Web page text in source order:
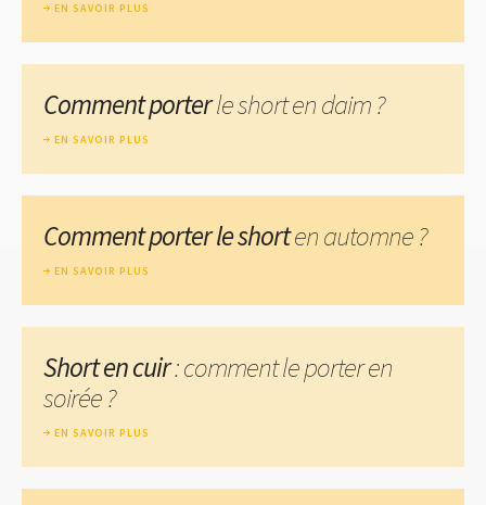
EN SAVOIR PLUS
Comment porterle short en daim ?
EN SAVOIR PLUS
Comment porter le shorten automne ?
EN SAVOIR PLUS
Short en cuir: comment le porter en
soirée ?
EN SAVOIR PLUS